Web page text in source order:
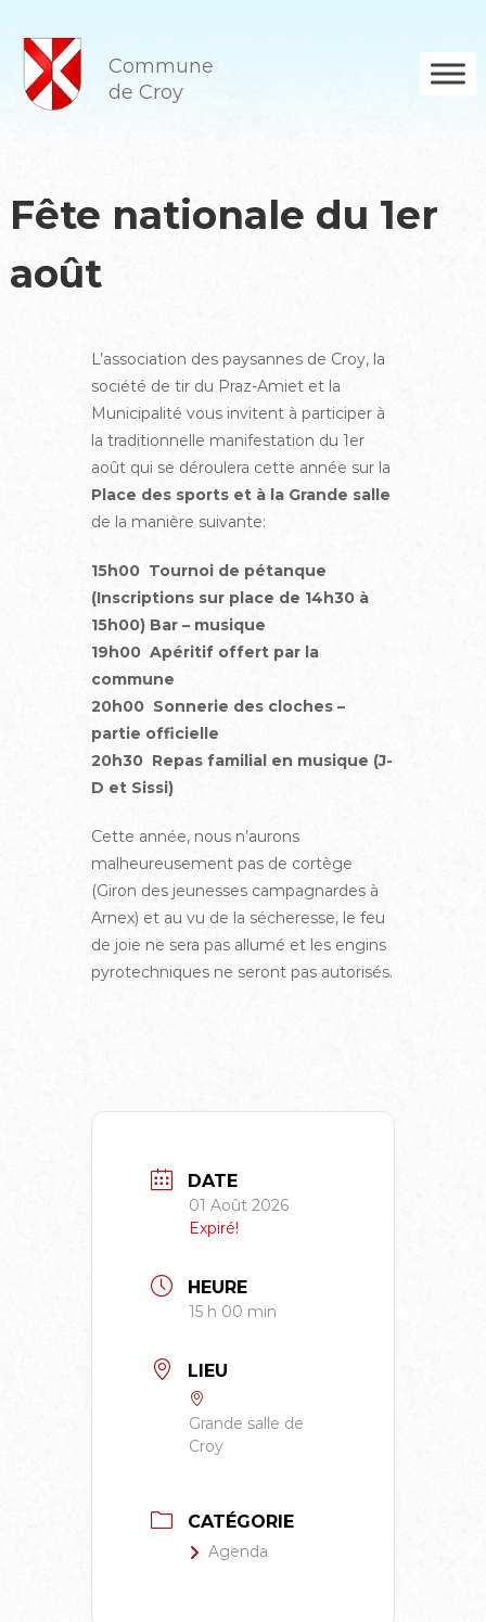
Commune
de Croy
Fête nationale du 1er
août
L’association des paysannes de Croy, la
société de tir du Praz-Amiet et la
Municipalité vous invitent à participer à
la traditionnelle manifestation du 1er
août qui se déroulera cette année sur la
Place des sports et à la Grande salle
de la manière suivante:
15h00 Tournoi de pétanque
(Inscriptions sur place de 14h30 à
15h00) Bar – musique
19h00 Apéritif offert par la
commune
20h00 Sonnerie des cloches –
partie officielle
20h30 Repas familial en musique (J-
D et Sissi)
Cette année, nous n’aurons
malheureusement pas de cortège
(Giron des jeunesses campagnardes à
Arnex) et au vu de la sécheresse, le feu
de joie ne sera pas allumé et les engins
pyrotechniques ne seront pas autorisés.
DATE
01 Août 2026
Expiré!
HEURE
15 h 00 min
LIEU
Grande salle de
Croy
CATÉGORIE
Agenda